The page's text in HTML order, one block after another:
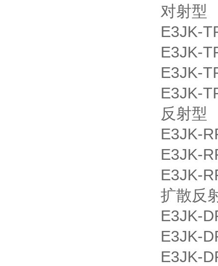
对射型
E3JK-
E3JK-
E3JK-
E3JK-
反射型
E3JK-
E3JK-
E3JK-
扩散反
E3JK-
E3JK-
E3JK-